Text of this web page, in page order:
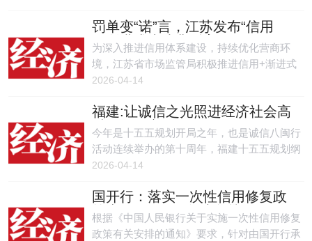
罚单变“诺”言，江苏发布“信用
+”渐进式执法典型案例
为深入推进信用体系建设，持续优化营商环
境，江苏省市场监管局积极推进信用+渐进式
执法，探索将信用监管与行政执法有机结合，
2026-04-14
福建:让诚信之光照进经济社会高
质量发展之路
今年是十五五规划开局之年，也是诚信八闽行
活动连续举办的第十周年，福建十五五规划纲
要将推进诚信福建建设单列一节作出部署，强
作用，加强诚信宣传教育和诚信文化建设。
2026-04-14
国开行：落实一次性信用修复政
策惠及13．3万名助学贷款借款
人
根据《中国人民银行关于实施一次性信用修复
政策有关安排的通知》要求，针对由国开行承